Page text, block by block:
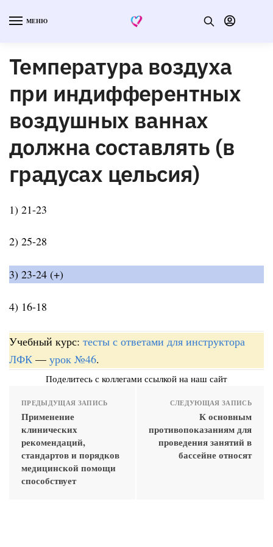
МЕНЮ
Температура воздуха
при индифферентных
воздушных ваннах
должна составлять (в
градусах цельсия)
1) 21-23
2) 25-28
3) 23-24 (+)
4) 16-18
Учебный курс: тесты с ответами для инструктора
ЛФК — урок №46.
Поделитесь с коллегами ссылкой на наш сайт
ПРЕДЫДУЩАЯ ЗАПИСЬ
Применение
клинических
рекомендаций,
стандартов и порядков
медицинской помощи
способствует
СЛЕДУЮЩАЯ ЗАПИСЬ
К основным
противопоказаниям для
проведения занятий в
бассейне относят